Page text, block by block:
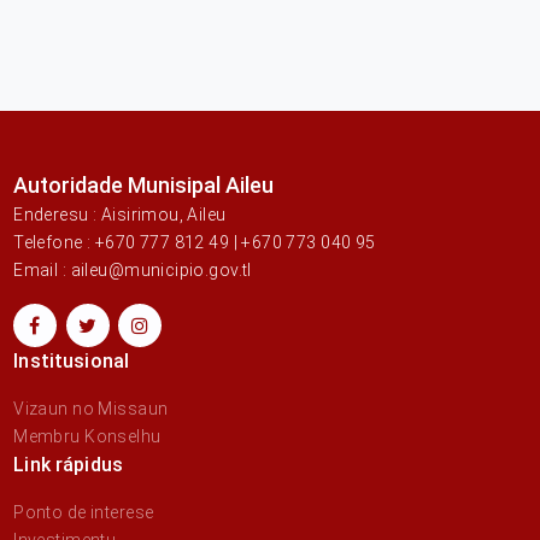
Autoridade Munisipal Aileu
Enderesu : Aisirimou, Aileu
Telefone : +670 777 812 49 | +670 773 040 95
Email : aileu@municipio.gov.tl
Institusional
Vizaun no Missaun
Membru Konselhu
Link rápidus
Ponto de interese